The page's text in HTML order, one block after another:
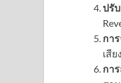
ปรั
กา
เสี
กา